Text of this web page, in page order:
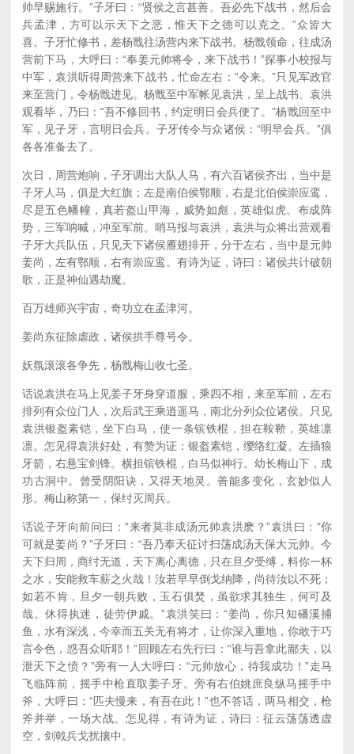
帅早赐施行。”子牙曰：“贤侯之言甚善。吾必先下战书，然后会
兵孟津，方可以示天下之恶，惟天下之德可以克之。”众皆大
喜。子牙忙修书，差杨戬往汤营内来下战书。杨戬领命，往成汤
营前下马，大呼曰：“奉姜元帅将令，来下战书！”探事小校报与
中军，袁洪听得周营来下战书，忙命左右：“令来。”只见军政官
来至营门，令杨戬进见。杨戬至中军帐见袁洪，呈上战书。袁洪
观看毕，乃曰：“吾不修回书，约定明日会兵便了。”杨戬回至中
军，见子牙，言明日会兵。子牙传令与众诸侯：“明早会兵。”俱
各各准备去了。
次日，周营炮响，子牙调出大队人马，有六百诸侯齐出，当中是
子牙人马，俱是大红旗；左是南伯侯鄂顺，右是北伯侯崇应鸾，
尽是五色幡幢，真若盔山甲海，威势如彪，英雄似虎。布成阵
势，三军呐喊，冲至军前。哨马报与袁洪，袁洪与众将出营观看
子牙大兵队伍，只见天下诸侯雁翅排开，分于左右，当中是元帅
姜尚，左有鄂顺，右有崇应鸾。有诗为证，诗曰：诸侯共计破朝
歌，正是神仙遇劫魔。
百万雄师兴宇宙，奇功立在孟津河。
姜尚东征除虐政，诸侯拱手尊号令。
妖氛滚滚各争先，杨戬梅山收七圣。
话说袁洪在马上见姜子牙身穿道服，乘四不相，来至军前，左右
排列有众位门人，次后武王乘逍遥马，南北分列众位诸侯。只见
袁洪银盔素铠，坐下白马，使一条镔铁棍，担在鞍鞒，英雄凛
凛。怎见得袁洪好处，有赞为证：银盔素铠，缨络红凝。左插狼
牙箭，右悬宝剑锋。横担镔铁棍，白马似神行。幼长梅山下，成
功古洞中。曾受阴阳诀，又得天地灵。善能多变化，玄妙似人
形。梅山称第一，保纣灭周兵。
话说子牙向前问曰：“来者莫非成汤元帅袁洪麽？”袁洪曰：“你
可就是姜尚？”子牙曰：“吾乃奉天征讨扫荡成汤天保大元帅。今
天下归周，商纣无道，天下离心离德，只在旦夕受缚，料你一杯
之水，安能救车薪之火哉！汝若早早倒戈纳降，尚待汝以不死；
如若不肯，旦夕一朝兵败，玉石俱焚，虽欲求其独生，何可及
哉。休得执迷，徒劳伊戚。”袁洪笑曰：“姜尚，你只知磻溪捕
鱼，水有深浅，今幸而五关无有将才，让你深入重地，你敢于巧
言令色，惑吾众听耶！”回顾左右先行曰：“谁与吾拿此鄙夫，以
泄天下之愤？”旁有一人大呼曰：“元帅放心，待我成功！”走马
飞临阵前，摇手中枪直取姜子牙。旁有右伯姚庶良纵马摇手中
斧，大呼曰：“匹夫慢来，有吾在此！”也不答话，两马相交，枪
斧并举，一场大战。怎见得，有诗为证，诗曰：征云荡荡透虚
空，剑戟兵戈扰攘中。